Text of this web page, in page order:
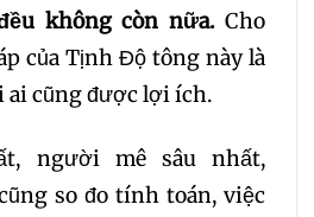
không còn nữa.Cho
của Tịnh Độ tông này là
ai cũng được lợi ích.
người mê sâu nhất,
so đo tính toán, việc